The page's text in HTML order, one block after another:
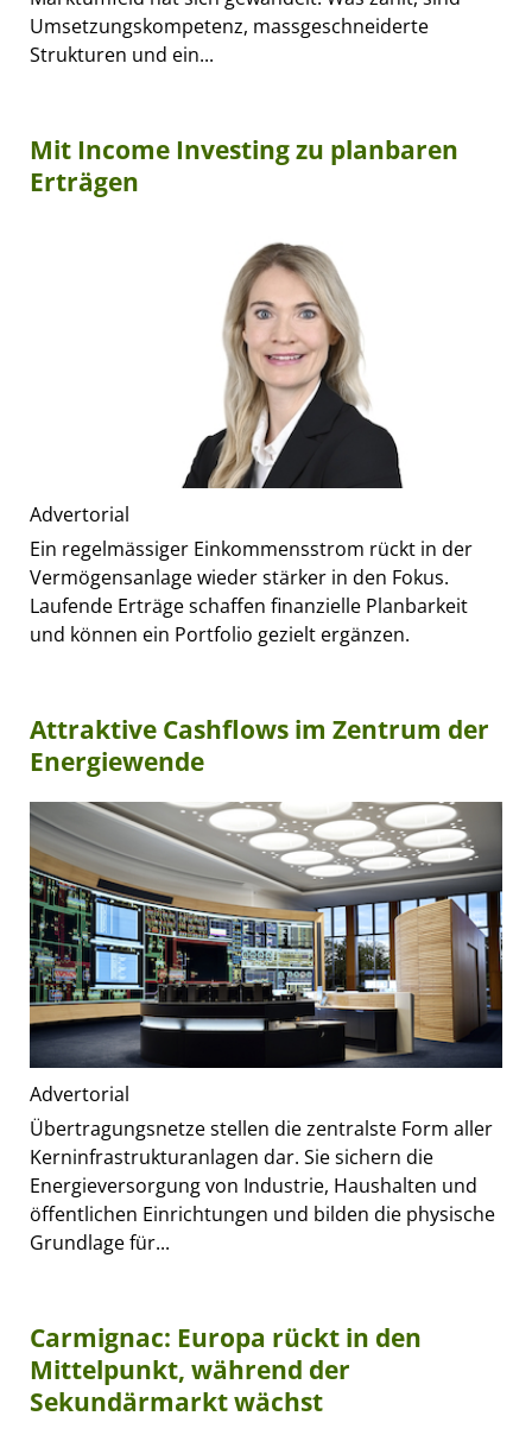
Umsetzungskompetenz, massgeschneiderte
Strukturen und ein...
Mit Income Investing zu planbaren
Erträgen
Advertorial
Ein regelmässiger Einkommensstrom rückt in der
Vermögensanlage wieder stärker in den Fokus.
Laufende Erträge schaffen finanzielle Planbarkeit
und können ein Portfolio gezielt ergänzen.
Attraktive Cashflows im Zentrum der
Energiewende
Advertorial
Übertragungsnetze stellen die zentralste Form aller
Kerninfrastrukturanlagen dar. Sie sichern die
Energieversorgung von Industrie, Haushalten und
öffentlichen Einrichtungen und bilden die physische
Grundlage für...
Carmignac: Europa rückt in den
Mittelpunkt, während der
Sekundärmarkt wächst